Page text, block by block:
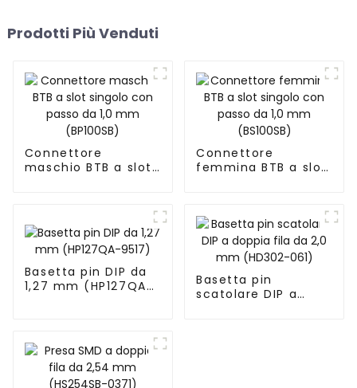
Prodotti Più Venduti
Connettore
maschio BTB a slot
Connettore
femmina BTB a slot
Basetta pin DIP da
1,27 mm (HP127QA-
Basetta pin
scatolare DIP a